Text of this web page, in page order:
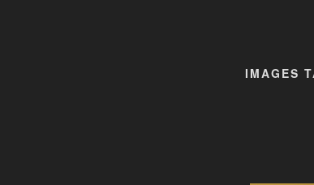
IMAGES